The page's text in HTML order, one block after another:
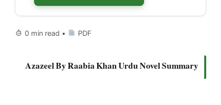
0 min read • PDF
Azazeel By Raabia Khan Urdu Novel Summary